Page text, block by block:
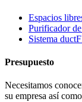
Espacios
Purificador
Sistema
Presupuesto
Necesitamos
su empresa así